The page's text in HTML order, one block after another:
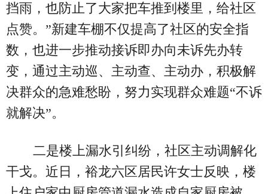
挡雨，也防止了大家把车推到楼里，给社区
点赞。”新建车棚不仅提高了社区的安全指
数，也进一步推动接诉即办向未诉先办转
变，通过主动巡、主动查、主动办，积极解
决群众的急难愁盼，努力实现群众难题“不诉
就解决”。
二是楼上漏水引纠纷，社区主动调解化
干戈。近日，裕龙六区居民许女士反映，楼